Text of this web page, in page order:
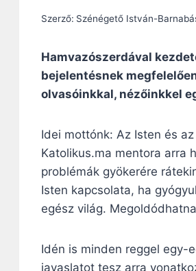
Szerző: Szénégető István-
Hamvazószerdával
bejelentésnek
olvasóinkkal, nézőinkkel
Idei mottónk: Az Isten és
Katolikus.ma mentora arra
problémák gyökerére
Isten kapcsolata, ha
egész világ.
Idén is minden reggel egy-
javaslatot tesz arra